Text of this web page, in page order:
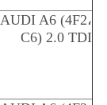
AUDI A6 (4F2،
C6) 2.0 TDI